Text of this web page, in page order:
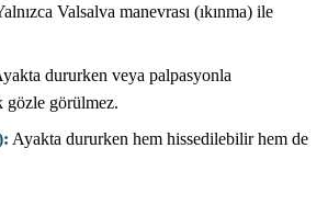
Valsalva manevrası (ıkınma) ile
dururken veya palpasyonla
gözle görülmez.
Ayakta dururken hem hissedilebilir hem de